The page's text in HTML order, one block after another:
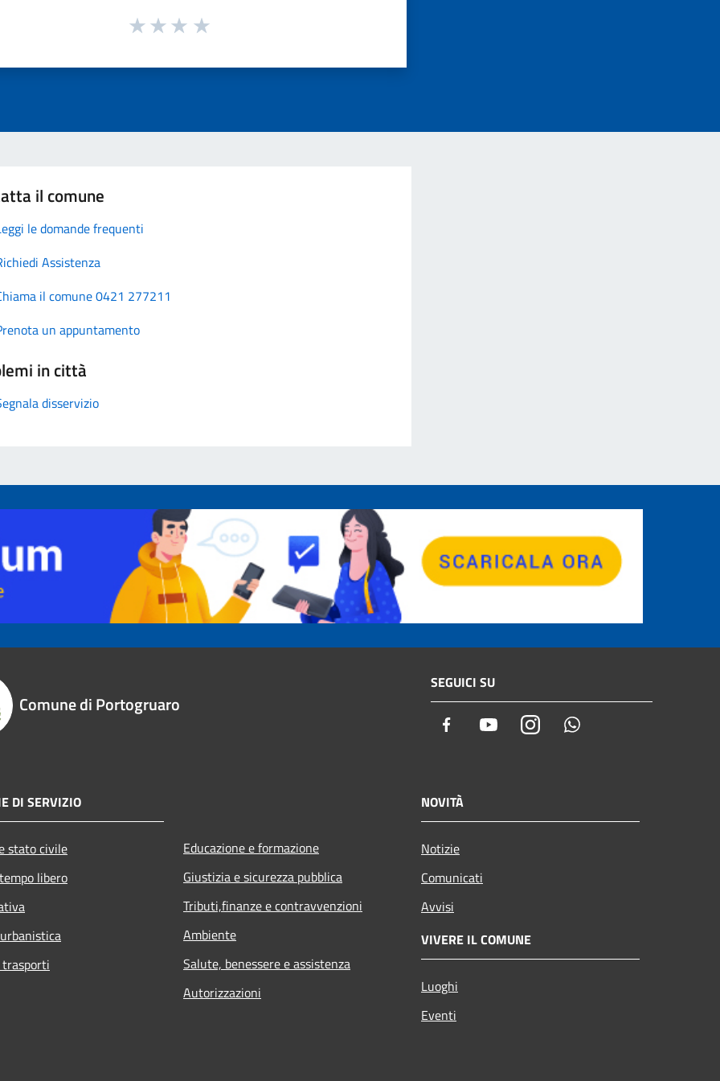
il comune
le domande frequenti
Assistenza
il comune 0421 277211
un appuntamento
in città
disservizio
Comune di Portogruaro
SEGUICI SU
Facebook YoutubeInstagram
DI SERVIZIO
stato civile
libero
Educazione e formazione
Giustizia e sicurezza pubblica
Tributi,finanze e contravvenzioni
Ambiente
Salute, benessere e assistenza
Autorizzazioni
NOVITÀ
Notizie
Comunicati
Avvisi
VIVERE IL COMUNE
Luoghi
Eventi